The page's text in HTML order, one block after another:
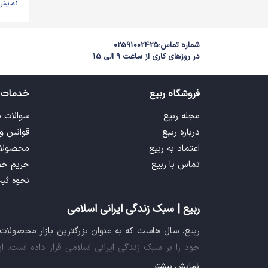
شماره تماس:02591002425
در روزهای کاری از ساعت 9 الی 15
فروشگاه ربیع
مجله ربیع
درباره ربیع
اعتماد به ربیع
تماس با ربیع
خدمات
سوالات
قوانین
حریم
نحوه
ربیع | سبک زندگی ایرانی اسلامی
ربیع، سال هاست که به عنوان بزرگترین بازار
خود را بر سبک زندگی ایرانی اسلامی قرار داده
فراهم آورده تا تمام نیازهای شما را برای خرید